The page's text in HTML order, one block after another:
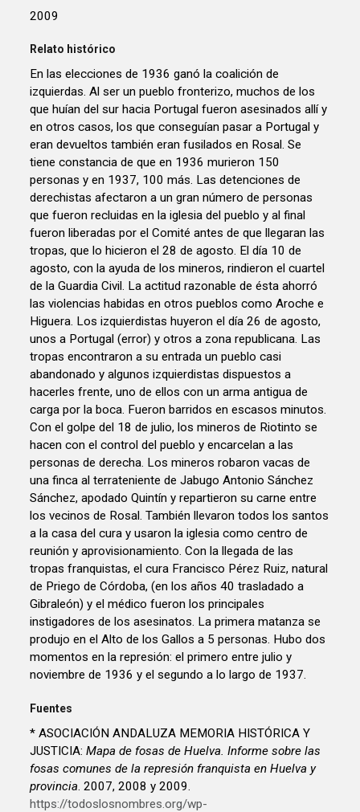
2009
Relato histórico
En las elecciones de 1936 ganó la coalición de
izquierdas. Al ser un pueblo fronterizo, muchos de los
que huían del sur hacia Portugal fueron asesinados allí y
en otros casos, los que conseguían pasar a Portugal y
eran devueltos también eran fusilados en Rosal. Se
tiene constancia de que en 1936 murieron 150
personas y en 1937, 100 más. Las detenciones de
derechistas afectaron a un gran número de personas
que fueron recluidas en la iglesia del pueblo y al final
fueron liberadas por el Comité antes de que llegaran las
tropas, que lo hicieron el 28 de agosto. El día 10 de
agosto, con la ayuda de los mineros, rindieron el cuartel
de la Guardia Civil. La actitud razonable de ésta ahorró
las violencias habidas en otros pueblos como Aroche e
Higuera. Los izquierdistas huyeron el día 26 de agosto,
unos a Portugal (error) y otros a zona republicana. Las
tropas encontraron a su entrada un pueblo casi
abandonado y algunos izquierdistas dispuestos a
hacerles frente, uno de ellos con un arma antigua de
carga por la boca. Fueron barridos en escasos minutos.
Con el golpe del 18 de julio, los mineros de Riotinto se
hacen con el control del pueblo y encarcelan a las
personas de derecha. Los mineros robaron vacas de
una finca al terrateniente de Jabugo Antonio Sánchez
Sánchez, apodado Quintín y repartieron su carne entre
los vecinos de Rosal. También llevaron todos los santos
a la casa del cura y usaron la iglesia como centro de
reunión y aprovisionamiento. Con la llegada de las
tropas franquistas, el cura Francisco Pérez Ruiz, natural
de Priego de Córdoba, (en los años 40 trasladado a
Gibraleón) y el médico fueron los principales
instigadores de los asesinatos. La primera matanza se
produjo en el Alto de los Gallos a 5 personas. Hubo dos
momentos en la represión: el primero entre julio y
noviembre de 1936 y el segundo a lo largo de 1937.
Fuentes
* ASOCIACIÓN ANDALUZA MEMORIA HISTÓRICA Y
JUSTICIA:Mapa de fosas de Huelva. Informe sobre las
fosas comunes de la represión franquista en Huelva y
provincia . 2007, 2008 y 2009.
https://todoslosnombres.org/wp-